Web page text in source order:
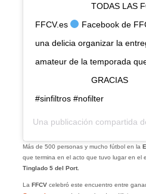
⠀⠀⠀⠀⠀⠀⠀⠀⠀ TODAS LAS
FFCV.es
Facebook de
una delicia organizar la
amateur de la temporada
⠀⠀⠀⠀⠀⠀⠀⠀⠀ GRACIAS
#sinfiltros #nofilter
Una publicación compartida
Más de 500 personas y mucho fútbol en la
que termina en el acto que tuvo lugar en el
Tinglado 5 del Port.
La FFCVcelebró este encuentro entre